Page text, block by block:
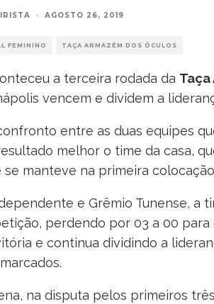
· AGOSTO 26, 2019
FEMININO TAÇA ARMAZÉM DOS ÓCULOS
a terceira rodada da Taça
vencem e dividem a
entre as duas equipes
melhor o time da casa,
se manteve na primeira
e Grêmio Tunense, a
perdendo por 03 a 00 para
e continua dividindo a
na disputa pelos primeiros